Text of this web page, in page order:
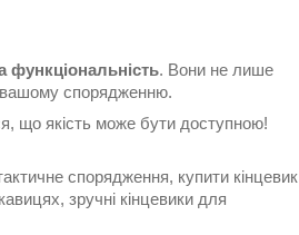
функціональність. Вони не лише
спорядженню.
що якість може бути доступною!
спорядження, купити кінцевик
зручні кінцевики для